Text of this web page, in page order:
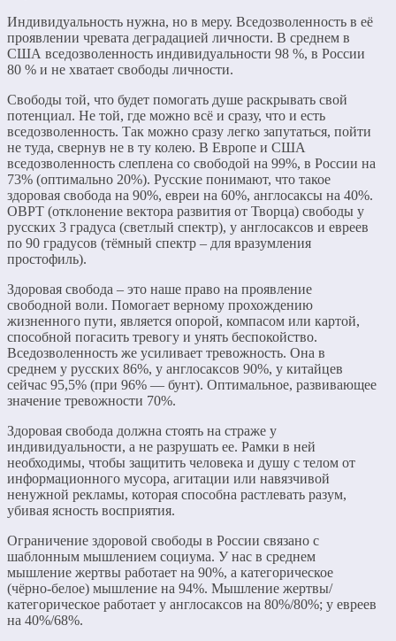
Индивидуальность нужна, но в меру. Вседозволенность в её
проявлении чревата деградацией личности. В среднем в
США вседозволенность индивидуальности 98 %, в России
80 % и не хватает свободы личности.
Свободы той, что будет помогать душе раскрывать свой
потенциал. Не той, где можно всё и сразу, что и есть
вседозволенность. Так можно сразу легко запутаться, пойти
не туда, свернув не в ту колею. В Европе и США
вседозволенность слеплена со свободой на 99%, в России на
73% (оптимально 20%). Русские понимают, что такое
здоровая свобода на 90%, евреи на 60%, англосаксы на 40%.
ОВРТ (отклонение вектора развития от Творца) свободы у
русских 3 градуса (светлый спектр), у англосаксов и евреев
по 90 градусов (тёмный спектр – для вразумления
простофиль).
Здоровая свобода – это наше право на проявление
свободной воли. Помогает верному прохождению
жизненного пути, является опорой, компасом или картой,
способной погасить тревогу и унять беспокойство.
Вседозволенность же усиливает тревожность. Она в
среднем у русских 86%, у англосаксов 90%, у китайцев
сейчас 95,5% (при 96% — бунт). Оптимальное, развивающее
значение тревожности 70%.
Здоровая свобода должна стоять на страже у
индивидуальности, а не разрушать ее. Рамки в ней
необходимы, чтобы защитить человека и душу с телом от
информационного мусора, агитации или навязчивой
ненужной рекламы, которая способна растлевать разум,
убивая ясность восприятия.
Ограничение здоровой свободы в России связано с
шаблонным мышлением социума. У нас в среднем
мышление жертвы работает на 90%, а категорическое
(чёрно-белое) мышление на 94%. Мышление жертвы/
категорическое работает у англосаксов на 80%/80%; у евреев
на 40%/68%.